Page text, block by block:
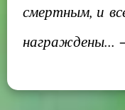
смертным, и
награждены...